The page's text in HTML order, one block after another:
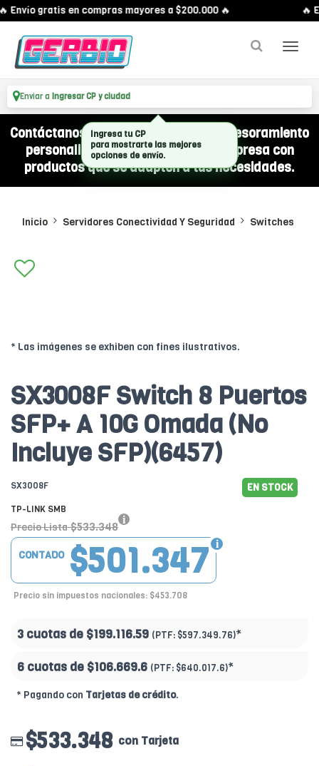
Envío gratis en compras mayores a $200.000 🔥 🔥
Enviar a Ingresar CP y ciudad
Contáctanos por WhatsApp y recibí asesoramiento
personalizado para equipar a tu empresa con
productos que se adapten a tus necesidades.
Inicio Servidores Conectividad Y Seguridad Switches
* Las imágenes se exhiben con fines ilustrativos.
SX3008F Switch 8 Puertos
SFP+ A 10G Omada (No
Incluye SFP)(6457)
SX3008F EN STOCK
TP-LINK SMB
Precio Lista $533.348
$501.347
CONTADO
Precio sin impuestos nacionales: $453.708
3 cuotas de $199.116.59 (PTF: $597.349.76)*
6 cuotas de $106.669.6 (PTF: $640.017.6)*
* Pagando con Tarjetas de crédito.
$533.348 con Tarjeta
Ingresa tu CP
para mostrarte las mejores
opciones de envío.